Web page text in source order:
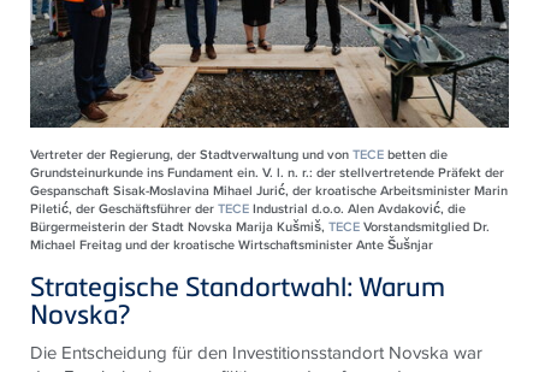
Vertreter der Regierung, der Stadtverwaltung und vonTECEbetten die
Grundsteinurkunde ins Fundament ein. V. l. n. r.: der stellvertretende Präfekt der
Gespanschaft Sisak-Moslavina Mihael Jurić, der kroatische Arbeitsminister Marin
Piletić, der Geschäftsführer derTECEIndustrial d.o.o. Alen Avdaković, die
Bürgermeisterin der Stadt Novska Marija Kušmiš, TECEVorstandsmitglied Dr.
Michael Freitag und der kroatische Wirtschaftsminister Ante Šušnjar
Strategische Standortwahl: Warum
Novska?
Die Entscheidung für den Investitionsstandort Novska war